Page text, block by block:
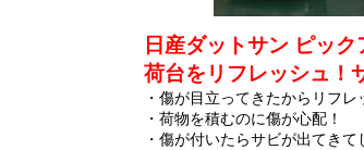
日産ダットサン ピック
荷台をリフレッシュ！
・傷が目立ってきたからリフレ
・荷物を積むのに傷が心配！
・傷が付いたらサビが出てきて